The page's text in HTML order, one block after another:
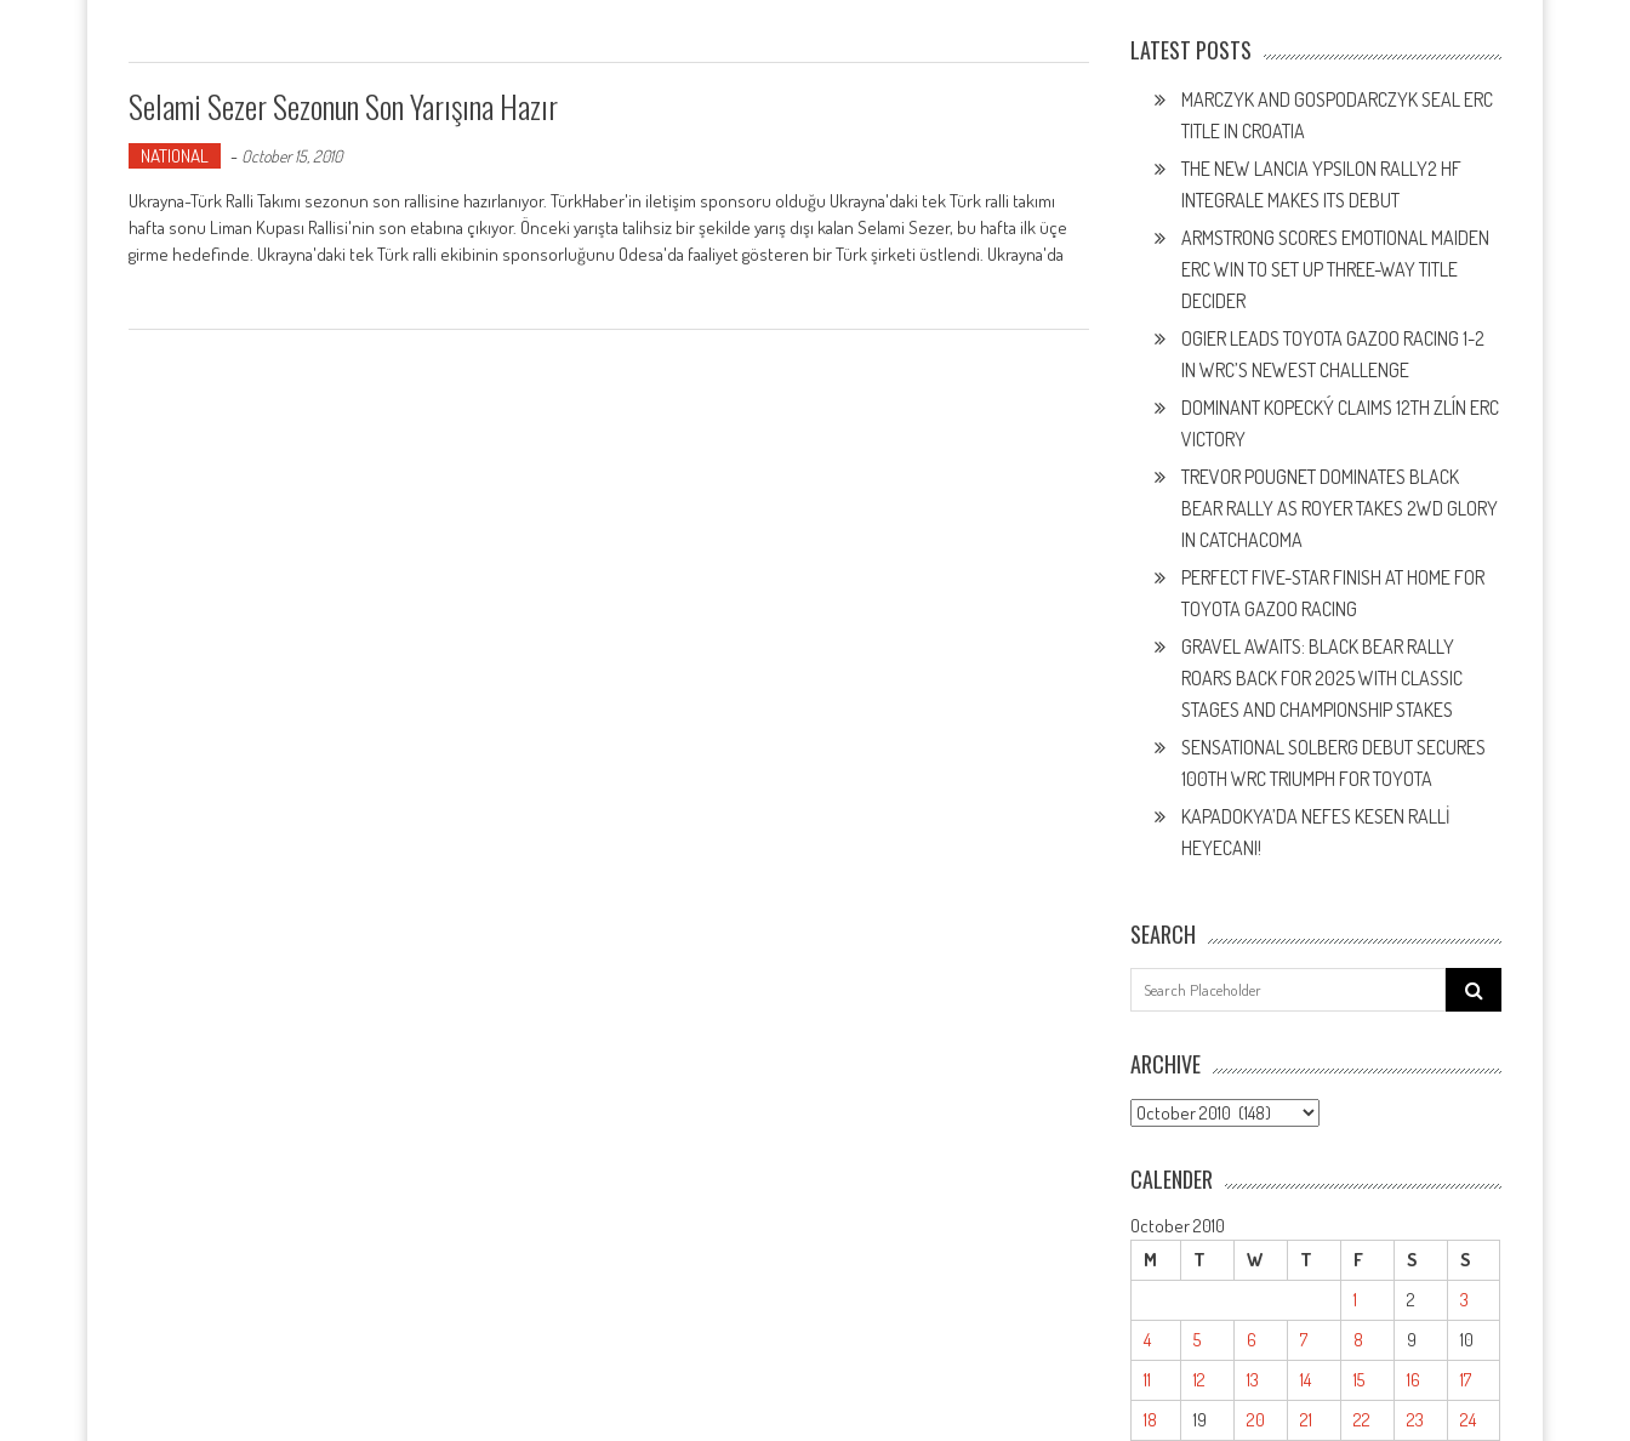
Selami Sezer Sezonun Son Yarışına Hazır
NATIONAL - October 15, 2010
Ukrayna-Türk Ralli Takımı sezonun son rallisine hazırlanıyor. TürkHaber'in iletişim sponsoru olduğu Ukrayna'daki tek Türk ralli takımı
hafta sonu Liman Kupası Rallisi'nin son etabına çıkıyor. Önceki yarışta talihsiz bir şekilde yarış dışı kalan Selami Sezer, bu hafta ilk üçe
girme hedefinde. Ukrayna'daki tek Türk ralli ekibinin sponsorluğunu Odesa'da faaliyet gösteren bir Türk şirketi üstlendi. Ukrayna'da
LATEST POSTS
MARCZYK AND GOSPODARCZYK SEAL ERC
TITLE IN CROATIA
THE NEW LANCIA YPSILON RALLY2 HF
INTEGRALE MAKES ITS DEBUT
ARMSTRONG SCORES EMOTIONAL MAIDEN
ERC WIN TO SET UP THREE-WAY TITLE
DECIDER
OGIER LEADS TOYOTA GAZOO RACING 1-2
IN WRC’S NEWEST CHALLENGE
DOMINANT KOPECKÝ CLAIMS 12TH ZLÍN ERC
VICTORY
TREVOR POUGNET DOMINATES BLACK
BEAR RALLY AS ROYER TAKES 2WD GLORY
IN CATCHACOMA
PERFECT FIVE-STAR FINISH AT HOME FOR
TOYOTA GAZOO RACING
GRAVEL AWAITS: BLACK BEAR RALLY
ROARS BACK FOR 2025 WITH CLASSIC
STAGES AND CHAMPIONSHIP STAKES
SENSATIONAL SOLBERG DEBUT SECURES
100TH WRC TRIUMPH FOR TOYOTA
KAPADOKYA’DA NEFES KESEN RALLİ
HEYECANI!
SEARCH
Search
for:
ARCHIVE
ARCHIVE
CALENDER
October 2010
M
T W T F S
S
1
2
3
4
5 6 7 8 9
10
11
12 13 14 15 16
17
18
19 20 21 22 23 24